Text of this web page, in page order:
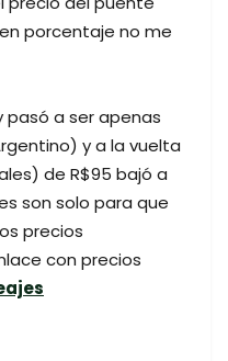
porcentaje no me
pasó a ser apenas
y a la vuelta
de R$95 bajó a
son solo para que
precios
con precios